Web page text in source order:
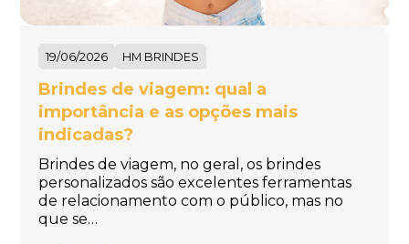
19/06/2026 HM BRINDES
Brindes de viagem: qual a
importância e as opções mais
indicadas?
Brindes de viagem, no geral, os brindes
personalizados são excelentes ferramentas
de relacionamento com o público, mas no
que se…